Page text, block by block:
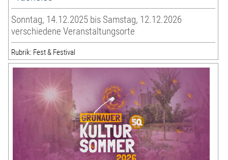
Sonntag, 14.12.2025 bis Samstag, 12.12.2026
verschiedene Veranstaltungsorte
Rubrik: Fest & Festival